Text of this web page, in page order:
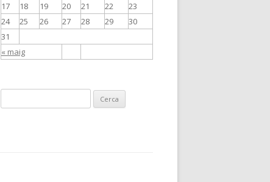
« maig
17
18 19 20 21 22
23
24
25 26 27 28 29
30
31
e